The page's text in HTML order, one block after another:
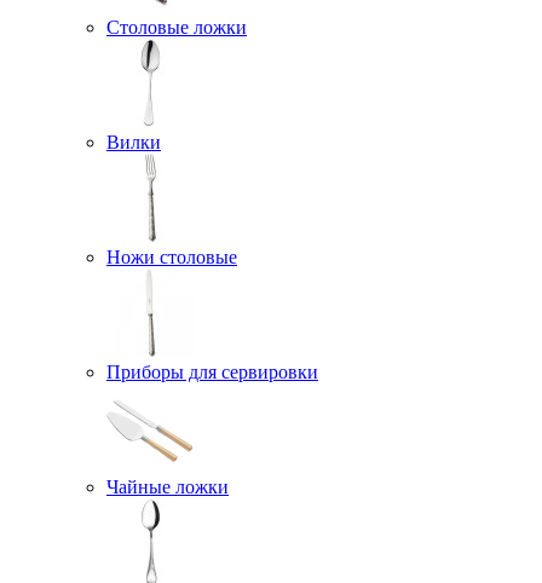
Столовые ложки
Вилки
Ножи столовые
Приборы для сервировки
Чайные ложки